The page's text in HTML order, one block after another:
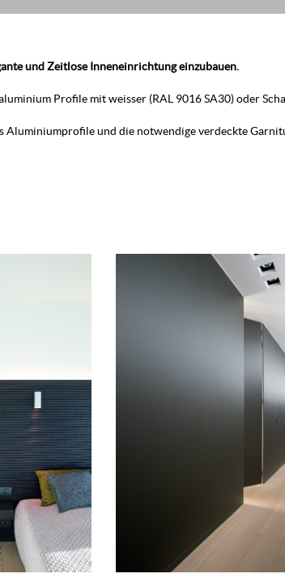
und Zeitlose Inneneinrichtung einzubauen.
Profile mit weisser (RAL 9016 SA30) oder
Aluminiumprofile und die notwendige verdeckte